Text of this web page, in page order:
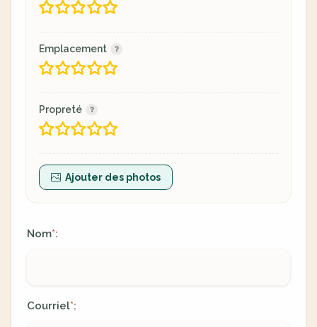
Emplacement
Propreté
Ajouter des photos
Nom*:
Courriel*: